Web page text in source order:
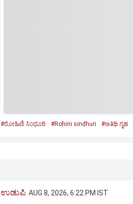
#ರೋಹಿಣಿ ಸಿಂಧೂರಿ #Rohini sindhuri #ಅತಿಥಿ ಗೃಹ
ಉಡುಪಿ AUG 8, 2026, 6:22 PM IST